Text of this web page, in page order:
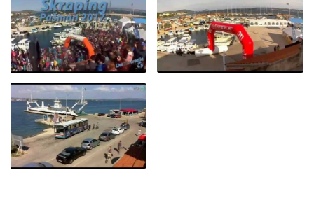
TKON TRAJEKT, LJETNI
PROMET - 18.8.2017.
TKON, OTOK PAŠMAN –
TRAJEKT, POŽAR
17.7.2017.
ŠKRAPING 2017. START
UTRKE, TKON, OTOK
PAŠMAN